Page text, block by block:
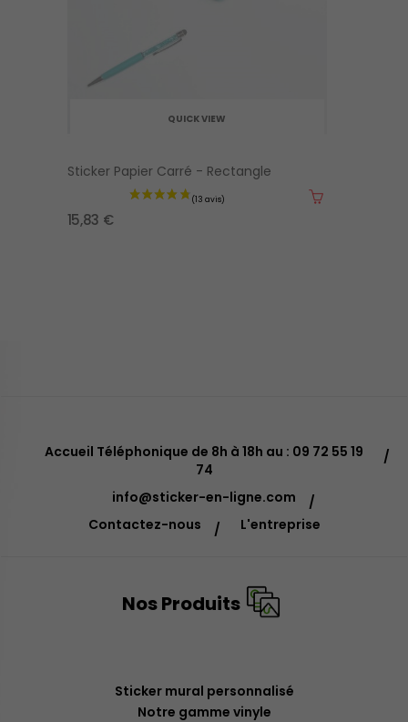
QUICK VIEW
Sticker Papier Carré - Rectangle
15,83 €
Accueil Téléphonique de 8h à 18h au : 09 72 55 19
74
info@sticker-en-ligne.com
Contactez-nous
L'entreprise
Nos Produits
Sticker mural personnalisé
Notre gamme vinyle